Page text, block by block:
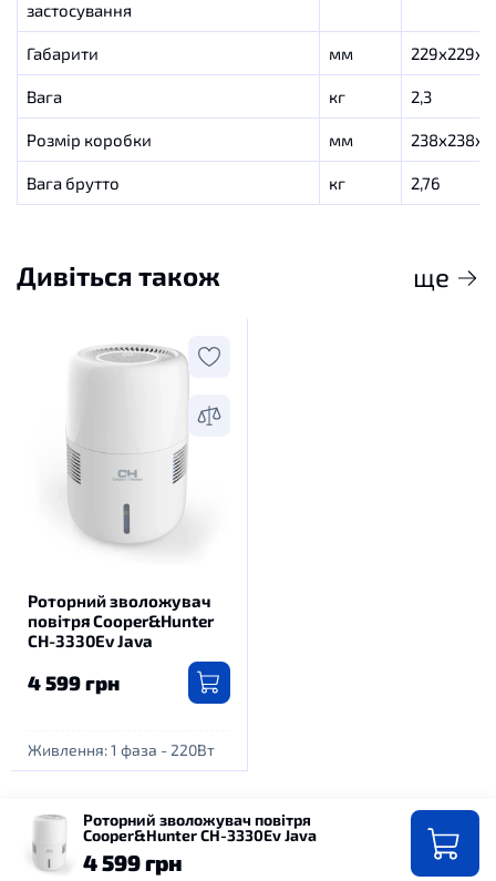
застосування
Габарити мм
Вага кг 2,3
Розмір коробки мм
Вага брутто кг 2,76
Дивіться також ще
Роторний зволожувач
повітря Сooper&Hunter
CH-3330Ev Java
4 599 грн
Живлення: 1 фаза - 220Вт
Роторний зволожувач повітря
Сooper&Hunter CH-3330Ev Java
4 599 грн